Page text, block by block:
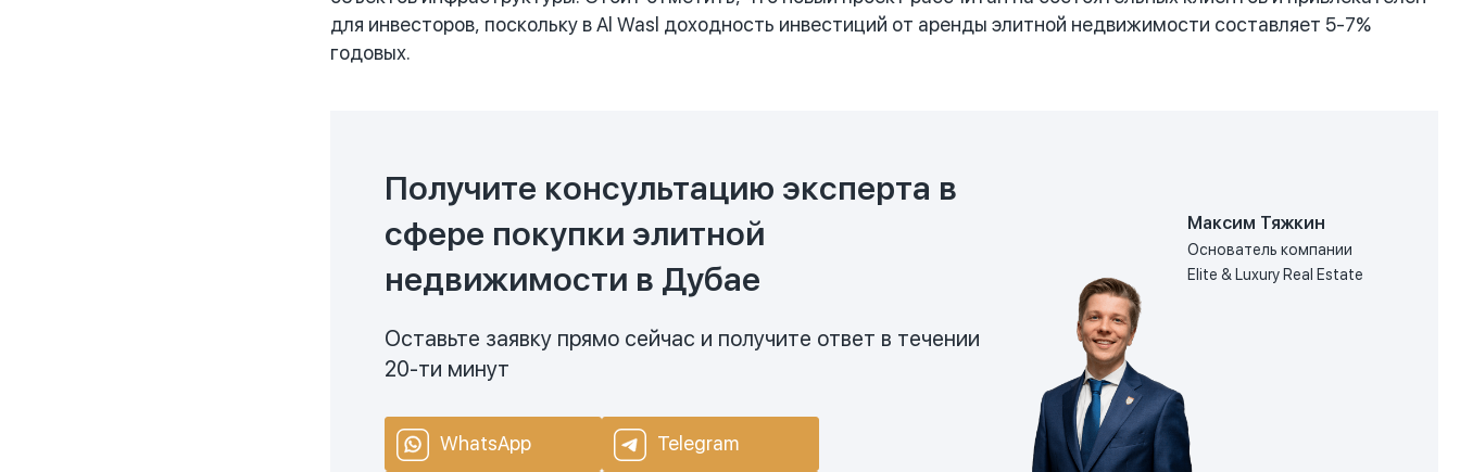
для инвесторов, поскольку в Al Wasl доходность инвестиций от аренды элитной недвижимости составляет 5-7%
годовых.
Получите консультацию эксперта в
сфере покупки элитной
недвижимости в Дубае
Оставьте заявку прямо сейчас и получите ответ в течении
20-ти минут
WhatsApp Telegram
Максим Тяжкин
Основатель компании
Elite & Luxury Real Estate